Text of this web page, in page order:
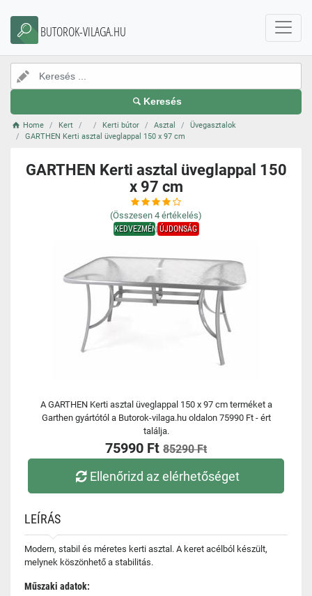
BUTOROK-VILAGA.HU
Keresés
Home Kert Kerti bútor Asztal
Üvegasztalok
GARTHEN Kerti asztal üveglappal 150 x 97 cm
GARTHEN Kerti asztal üveglappal 150
x 97 cm
(Összesen 4 értékelés)
KEDVEZMÉNYÚJDONSÁG
A GARTHEN Kerti asztal üveglappal 150 x 97 cm terméket a
Garthen gyártótól a Butorok-vilaga.hu oldalon 75990 Ft - ért
találja.
75990 Ft 85290 Ft
Ellenőrizd az elérhetőséget
LEÍRÁS
Modern, stabil és méretes kerti asztal. A keret acélból készült,
melynek köszönhető a stabilitás.
Műszaki adatok: